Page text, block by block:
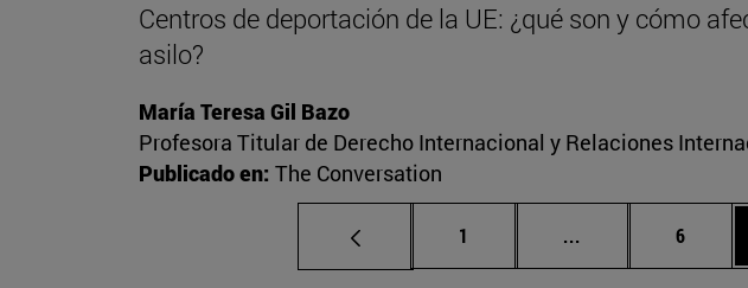
Centros de deportación de la UE: ¿qué son y cómo
asilo?
María Teresa Gil Bazo
Profesora Titular de Derecho Internacional y Relaciones
Publicado en: The Conversation
Página
1 ... Páginas Página
6